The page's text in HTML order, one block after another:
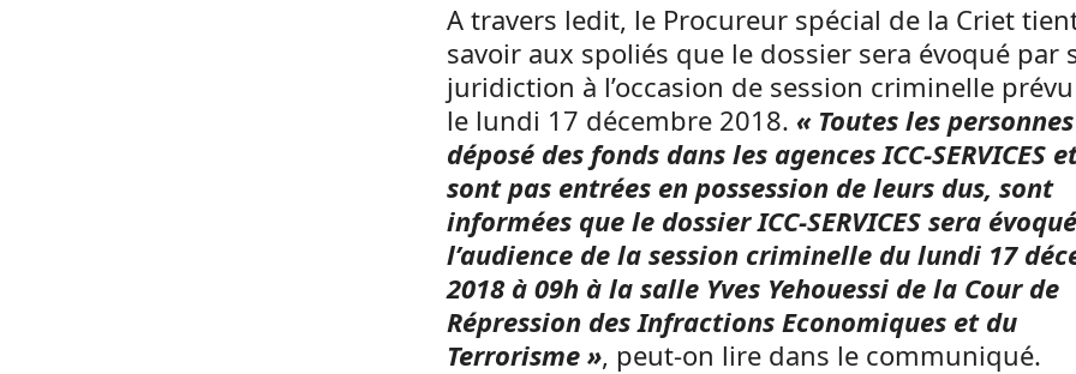
A travers ledit, le Procureur spécial de la Criet
savoir aux spoliés que le dossier sera évoqué par
juridiction à l’occasion de session criminelle
le lundi 17 décembre 2018. « Toutes les
déposé des fonds dans les agences ICC-SERVICES
sont pas entrées en possession de leurs dus, sont
informées que le dossier ICC-SERVICES sera
l’audience de la session criminelle du lundi 17
2018 à 09h à la salle Yves Yehouessi de la Cour de
Répression des Infractions Economiques et du
Terrorisme », peut-on lire dans le communiqué.